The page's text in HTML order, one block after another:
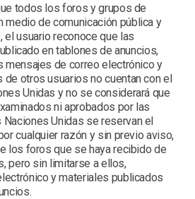
todos los foros y grupos de
medio de comunicación pública y
el usuario reconoce que las
en tablones de anuncios,
mensajes de correo electrónico y
de otros usuarios no cuentan con el
Unidas y no se considerará que
ni aprobados por las
Naciones Unidas se reservan el
cualquier razón y sin previo aviso,
los foros que se haya recibido de
pero sin limitarse a ellos,
y materiales publicados